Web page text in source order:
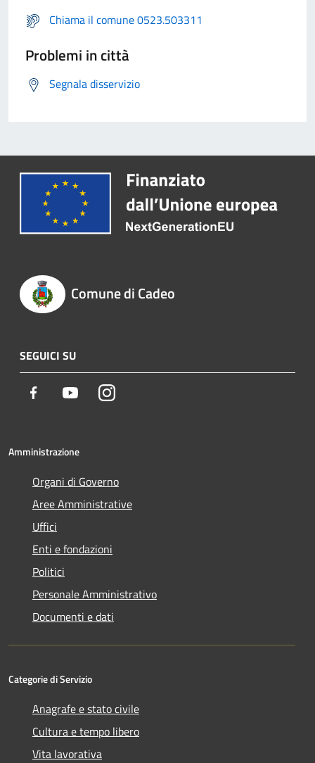
Chiama il comune 0523.503311
Problemi in città
Segnala disservizio
Comune di Cadeo
SEGUICI SU
Facebook YoutubeInstagram
Amministrazione
Organi di Governo
Aree Amministrative
Uffici
Enti e fondazioni
Politici
Personale Amministrativo
Documenti e dati
Categorie di Servizio
Anagrafe e stato civile
Cultura e tempo libero
Vita lavorativa